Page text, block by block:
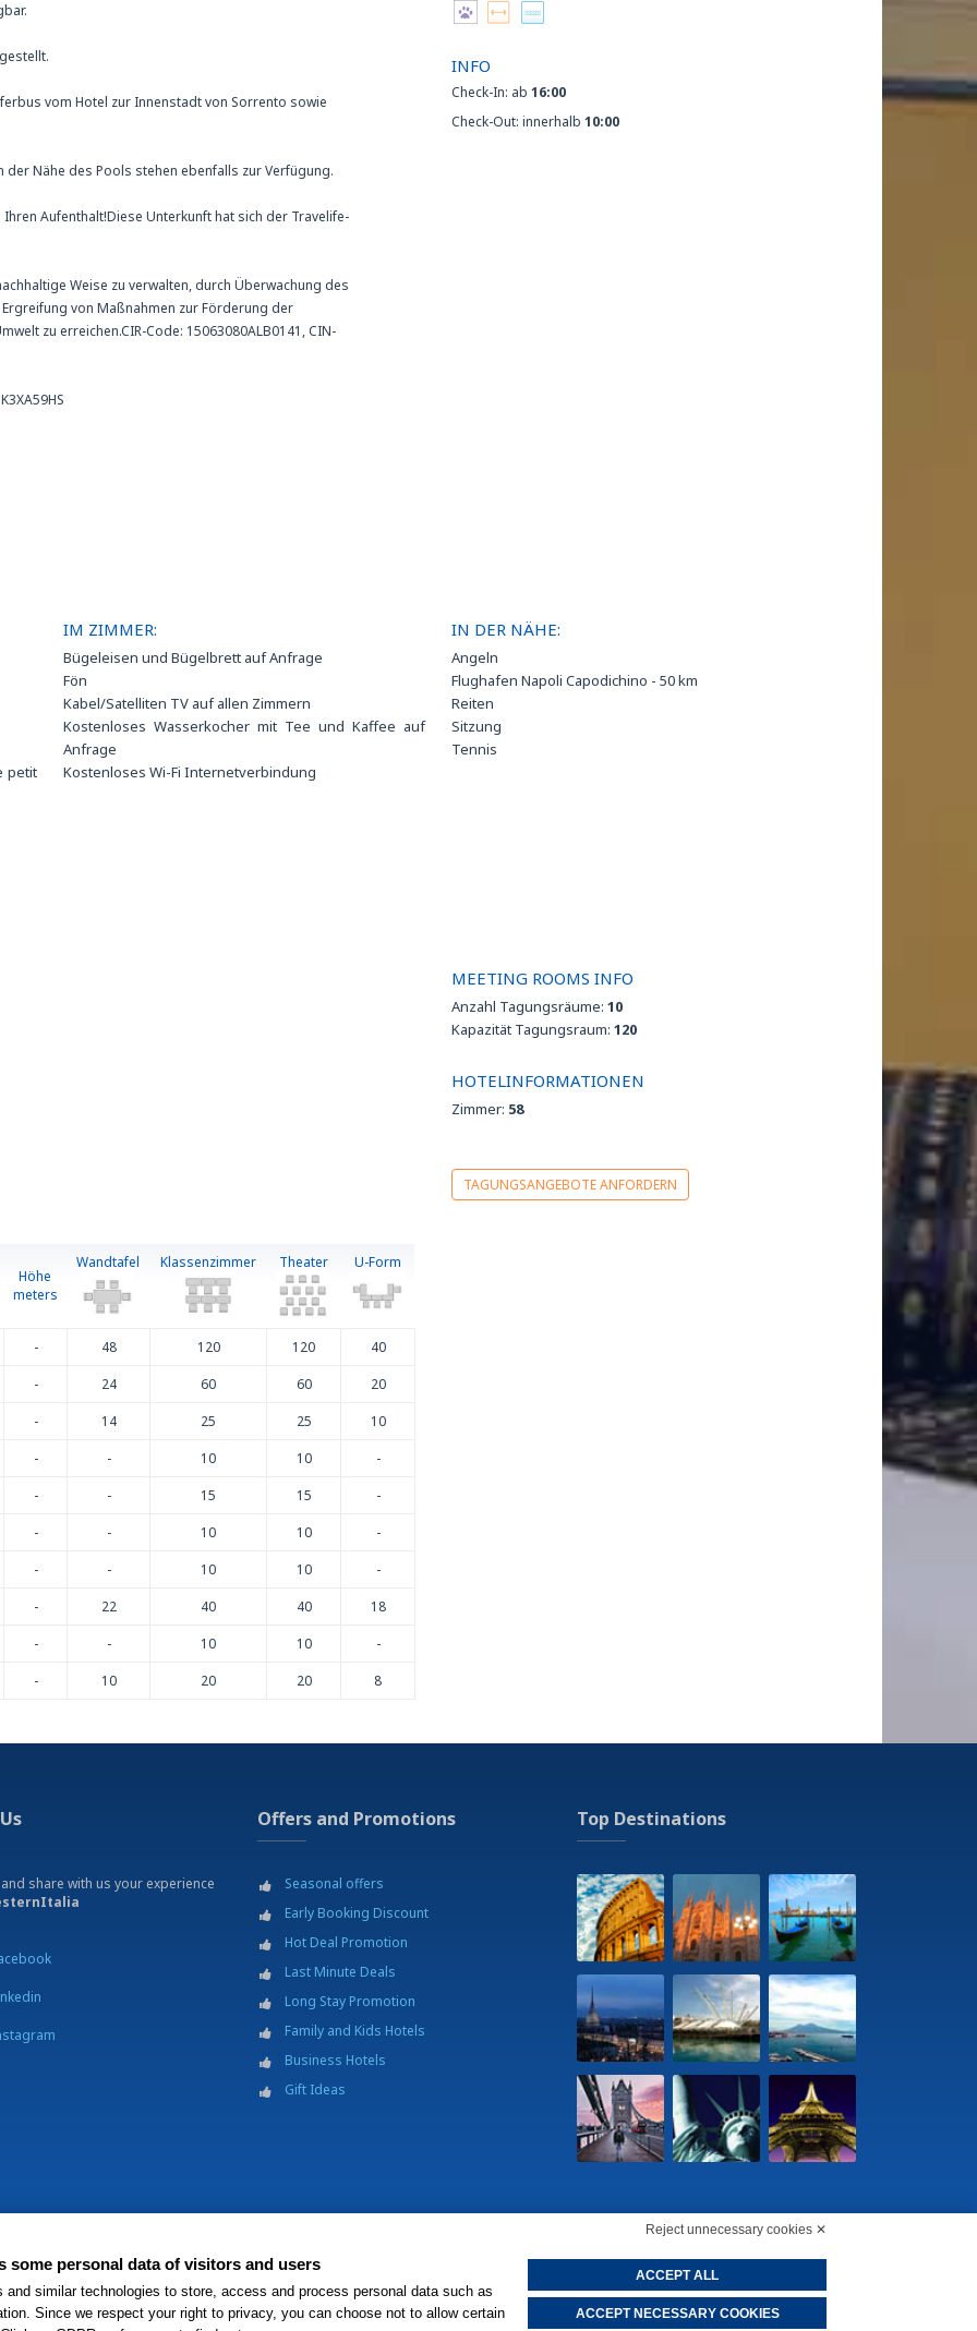
vom Hotel zur Innenstadt von Sorrento sowie
Nähe des Pools stehen ebenfalls zur Verfügung.
Aufenthalt!Diese Unterkunft hat sich der Travelife-
Weise zu verwalten, durch Überwachung des
von Maßnahmen zur Förderung der
zu erreichen.CIR-Code: 15063080ALB0141, CIN-
INFO
Check-In: ab16:00
Check-Out: innerhalb10:00
petit
par
und
IM ZIMMER:
Bügeleisen und Bügelbrett auf Anfrage
Fön
Kabel/Satelliten TV auf allen Zimmern
Kostenloses Wasserkocher mit Tee und Kaffee auf
Anfrage
Kostenloses Wi-Fi Internetverbindung
IN DER NÄHE:
Angeln
Flughafen Napoli Capodichino - 50 km
Reiten
Sitzung
Tennis
MEETING ROOMS INFO
Anzahl Tagungsräume:10
Kapazität Tagungsraum:120
HOTELINFORMATIONEN
Zimmer: 58
TAGUNGSANGEBOTE ANFORDERN
Höhe
meters
Wandtafel Klassenzimmer Theater U-Form
- 48 120 120
40
- 24 60 60
20
- 14 25 25
10
- - 10 10
-
- - 15 15
-
- - 10 10
-
- - 10 10
-
- 22 40 40
18
- - 10 10
-
- 10 20 20 8
share with us your experience
Offers and Promotions
Seasonal offers
Early Booking Discount
Hot Deal Promotion
Last Minute Deals
Long Stay Promotion
Family and Kids Hotels
Business Hotels
Gift Ideas
Top Destinations
®Hotels property is independently owned and operated.
Reject unnecessary cookies ✕
some personal data of visitors and users
similar technologies to store, access and process personal data such as
Since we respect your right to privacy, you can choose not to allow certain
ACCEPT ALL
ACCEPT NECESSARY COOKIES